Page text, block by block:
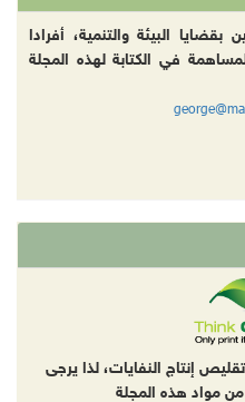
البيئة والتنمية، أفرادا
في الكتابة لهذه المجلة
إنتاج النفايات، لذا يرجى
مواد هذه المجلة